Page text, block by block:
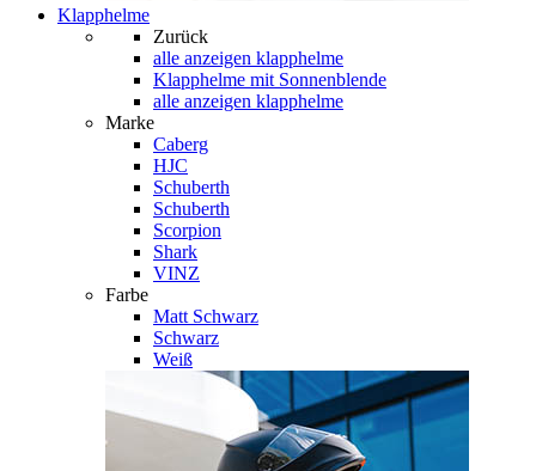
Klapphelme
Zurück
alle anzeigen klapphelme
Klapphelme mit Sonnenblende
alle anzeigen klapphelme
Marke
Caberg
HJC
Schuberth
Schuberth
Scorpion
Shark
VINZ
Farbe
Matt Schwarz
Schwarz
Weiß